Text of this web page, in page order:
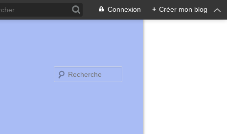
Connexion + Créer mon blog